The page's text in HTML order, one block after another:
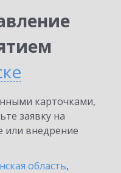
карточками,
заявку на
или внедрение
область,